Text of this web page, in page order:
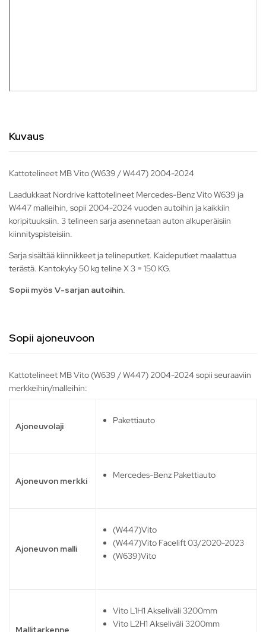
Kuvaus
Kattotelineet MB Vito (W639 / W447) 2004-2024
Laadukkaat Nordrive kattotelineet Mercedes-Benz Vito W639 ja
W447 malleihin, sopii 2004-2024 vuoden autoihin ja kaikkiin
koripituuksiin. 3 telineen sarja asennetaan auton alkuperäisiin
kiinnityspisteisiin.
Sarja sisältää kiinnikkeet ja telineputket. Kaideputket maalattua
terästä. Kantokyky 50 kg teline X 3 = 150 KG.
Sopii myös V-sarjan autoihin.
Sopii ajoneuvoon
Kattotelineet MB Vito (W639 / W447) 2004-2024 sopii seuraaviin
merkkeihin/malleihin:
Ajoneuvolaji
Pakettiauto
Ajoneuvon merkki
Mercedes-Benz Pakettiauto
Ajoneuvon malli
(W447)Vito
(W447)Vito Facelift 03/2020-2023
(W639)Vito
Mallitarkenne
Vito L1H1 Akseliväli 3200mm
Vito L2H1 Akseliväli 3200mm